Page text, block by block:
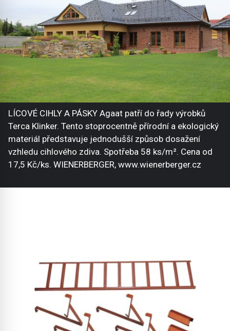
LÍCOVÉ CIHLY A PÁSKY Agaat patří do řady výrobků
Terca Klinker. Tento stoprocentně přírodní a ekologický
materiál představuje jednodušší způsob dosažení
vzhledu cihlového zdiva. Spotřeba 58 ks/m². Cena od
17,5 Kč/ks. WIENERBERGER, www.wienerberger.cz